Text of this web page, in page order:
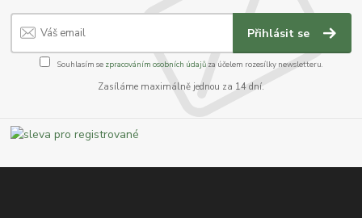
Přihlásit se
Souhlasím se zpracováním osobních údajůza účelem rozesílky newsletteru.
Zasíláme maximálně jednou za 14 dní.